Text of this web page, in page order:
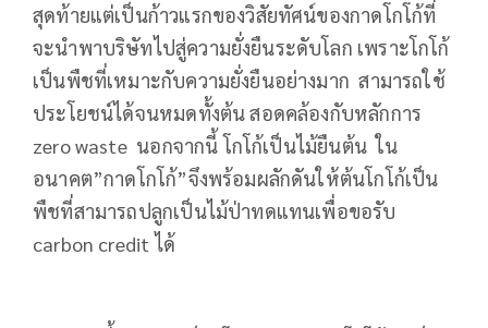
สุดท้ายแต่เป็นก้าวแรกของวิสัยทัศน์ของกาดโกโก้ที่
จะนำพาบริษัทไปสู่ความยั่งยืนระดับโลก เพราะโกโก้
เป็นพืชที่เหมาะกับความยั่งยืนอย่างมาก สามารถใช้
ประโยชน์ได้จนหมดทั้งต้น สอดคล้องกับหลักการ
zero waste นอกจากนี้ โกโก้เป็นไม้ยืนต้น ใน
อนาคต”กาดโกโก้”จึงพร้อมผลักดันให้ต้นโกโก้เป็น
พืชที่สามารถปลูกเป็นไม้ป่าทดแทนเพื่อขอรับ
carbon credit ได้